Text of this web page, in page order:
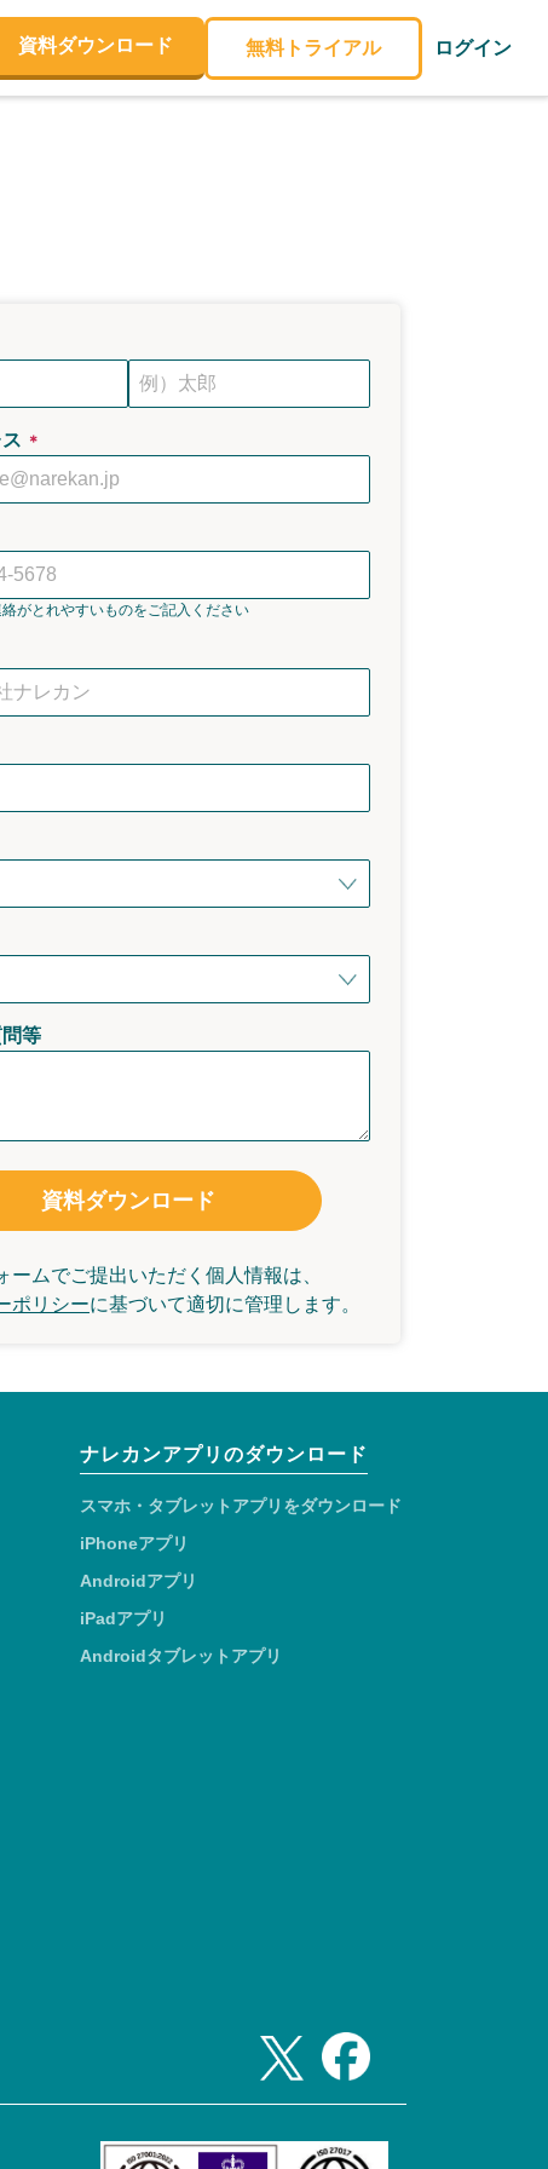
資料ダウンロード 無料トライアル ログイン
＊
がとれやすいものをご記入ください
等
資料ダウンロード
ームでご提出いただく個人情報は、
ポリシーに基づいて適切に管理します。
ナレカンアプリのダウンロード
スマホ・タブレットアプリをダウンロード
iPhoneアプリ
Androidアプリ
iPadアプリ
Androidタブレットアプリ